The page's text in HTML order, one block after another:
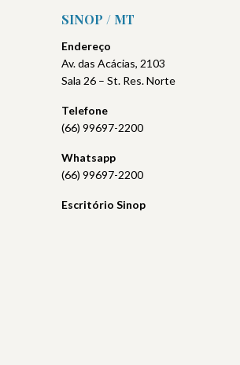
SINOP / MT
Endereço
Av. das Acácias, 2103
Sala 26 – St. Res. Norte
Telefone
(66) 99697-2200
Whatsapp
(66) 99697-2200
Escritório Sinop